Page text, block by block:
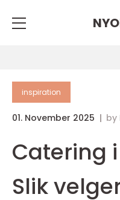
inspiration
01. November 2025 by
Catering
Slik